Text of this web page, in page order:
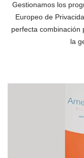
Gestionamos los
Europeo de
perfecta combinación
la